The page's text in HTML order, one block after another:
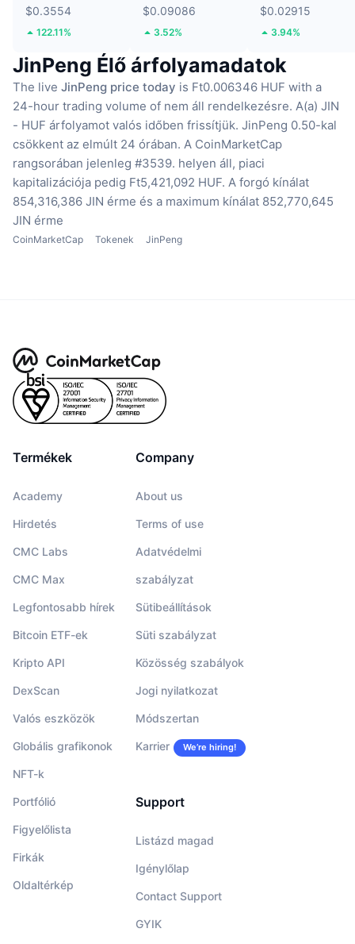
$0.3554
122.11%
$0.09086
3.52%
$0.02915
3.94%
JinPeng Élő árfolyamadatok
The live JinPeng price today is Ft0.006346 HUF with a
24-hour trading volume of nem áll rendelkezésre. A(a) JIN
- HUF árfolyamot valós időben frissítjük. JinPeng 0.50-kal
csökkent az elmúlt 24 órában. A CoinMarketCap
rangsorában jelenleg #3539. helyen áll, piaci
kapitalizációja pedig Ft5,421,092 HUF. A forgó kínálat
854,316,386 JIN érme és a maximum kínálat 852,770,645
JIN érme
CoinMarketCap Tokenek JinPeng
Termékek
Academy
Hirdetés
CMC Labs
CMC Max
Legfontosabb hírek
Bitcoin ETF-ek
Kripto API
DexScan
Valós eszközök
Globális grafikonok
NFT-k
Portfólió
Figyelőlista
Firkák
Oldaltérkép
Company
About us
Terms of use
Adatvédelmi
szabályzat
Sütibeállítások
Süti szabályzat
Közösség szabályok
Jogi nyilatkozat
Módszertan
Karrier We’re hiring!
Support
Listázd magad
Igénylőlap
Contact Support
GYIK